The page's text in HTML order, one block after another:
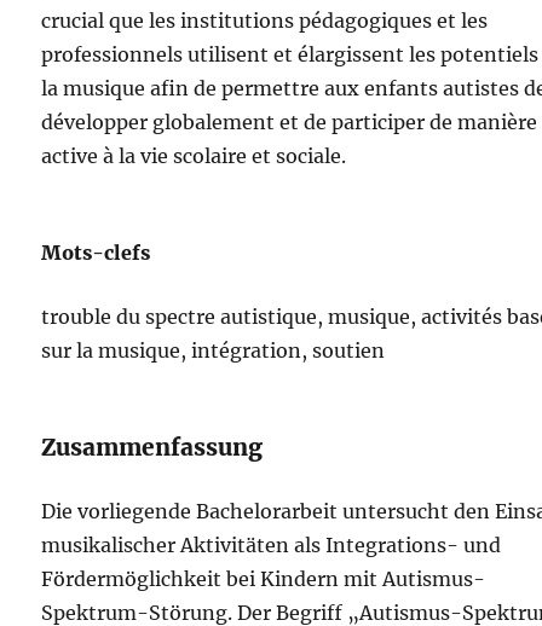
crucial que les institutions pédagogiques et les
professionnels utilisent et élargissent les potentiels
la musique afin de permettre aux enfants autistes
développer globalement et de participer de manière
active à la vie scolaire et sociale.
Mots-clefs
trouble du spectre autistique, musique, activités
sur la musique, intégration, soutien
Zusammenfassung
Die vorliegende Bachelorarbeit untersucht den
musikalischer Aktivitäten als Integrations- und
Fördermöglichkeit bei Kindern mit Autismus-
Spektrum-Störung. Der Begriff „Autismus-